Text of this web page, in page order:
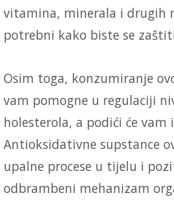
vitamina, minerala i drugih
potrebni kako biste se
Osim toga, konzumiranje
vam pomogne u regulaciji
holesterola, a podići će vam
Antioksidativne supstance
upalne procese u tijelu i
odbrambeni mehanizam